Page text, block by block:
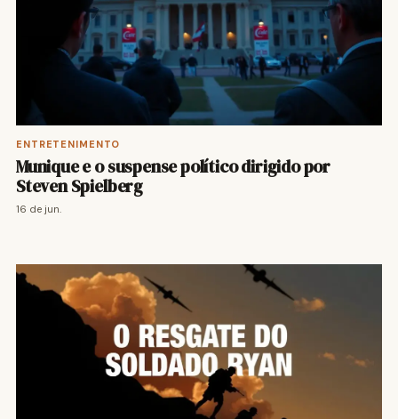
ENTRETENIMENTO
Munique e o suspense político dirigido por
Steven Spielberg
16 de jun.